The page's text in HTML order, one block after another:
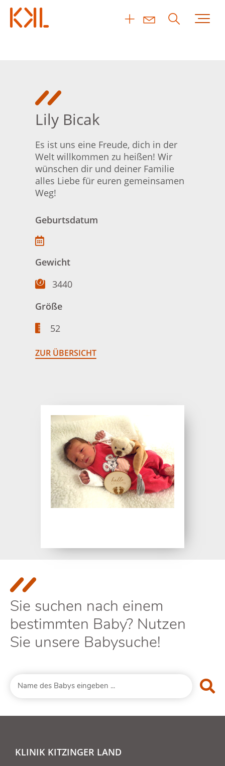
Lily Bicak
Es ist uns eine Freude, dich in der
Welt willkommen zu heißen! Wir
wünschen dir und deiner Familie
alles Liebe für euren gemeinsamen
Weg!
Geburtsdatum
Gewicht
3440
Größe
52
ZUR ÜBERSICHT
Sie suchen nach einem
bestimmten Baby? Nutzen
Sie unsere Babysuche!
KLINIK KITZINGER LAND